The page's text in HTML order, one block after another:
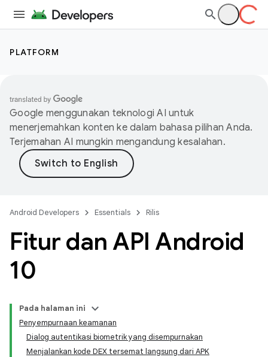
PLATFORM
Google menggunakan teknologi AI untuk
menerjemahkan konten ke dalam bahasa pilihan Anda.
Terjemahan AI mungkin mengandung kesalahan.
Android Developers Essentials Rilis
Fitur dan API Android
10
Pada halaman ini
Penyempurnaan keamanan
Dialog autentikasi biometrik yang disempurnakan
Menjalankan kode DEX tersemat langsung dari APK